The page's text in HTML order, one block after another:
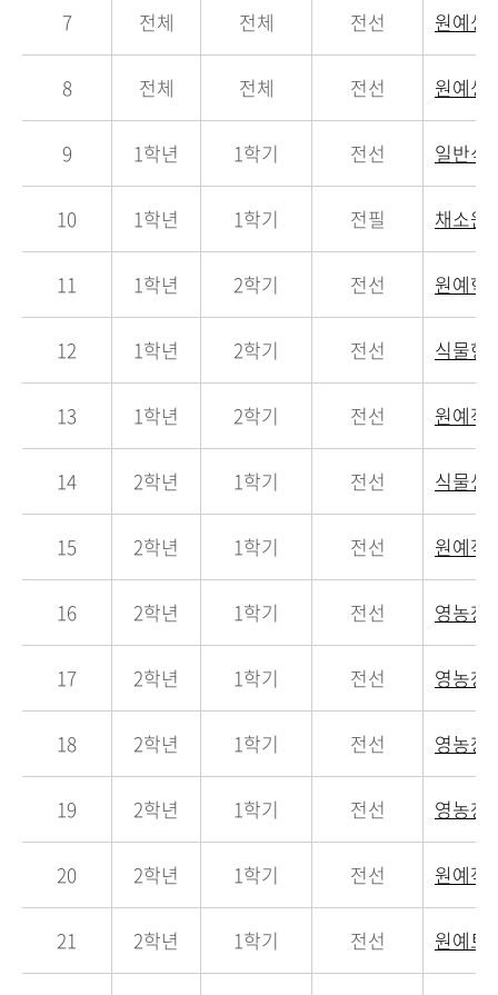
7 전체 전체 전선 원예생
8 전체 전체 전선 원예생
9 1학년 1학기 전선 일반식
10 1학년 1학기 전필 채소원
11 1학년 2학기 전선 원예학
12 1학년 2학기 전선 식물형
13 1학년 2학기 전선 원예작
14 2학년 1학기 전선 식물생
15 2학년 1학기 전선 원예작
16 2학년 1학기 전선 영농창
17 2학년 1학기 전선 영농창
18 2학년 1학기 전선 영농창
19 2학년 1학기 전선 영농창
20 2학년 1학기 전선 원예작
21 2학년 1학기 전선 원예토